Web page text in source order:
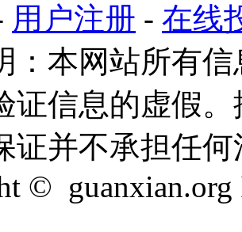
用户注册 - 在线
：本网站所有
证信息的虚假
证并不承担任
© guanxian.org